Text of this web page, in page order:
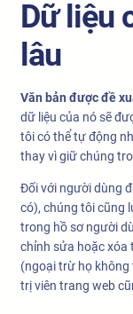
Dữ liệu
lâu
Văn bản được đề
dữ liệu của nó sẽ
tôi có thể tự động
thay vì giữ chúng
Đối với người dùng
có), chúng tôi cũng
trong hồ sơ người
chỉnh sửa hoặc xóa
(ngoại trừ họ không
trị viên trang web